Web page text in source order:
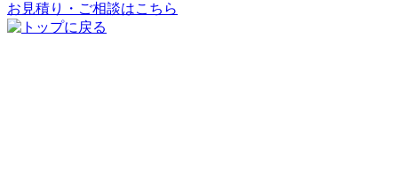
お見積り・ご相談はこちら